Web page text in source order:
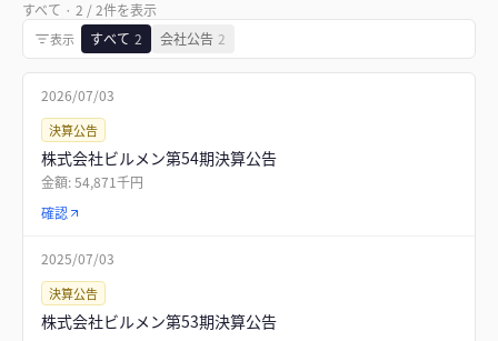
すべて · 2 /2件を表示
表示 すべて 2 会社公告 2
2026/07/03
決算公告
株式会社ビルメン第54期決算公告
金額:54,871千円
確認
2025/07/03
決算公告
株式会社ビルメン第53期決算公告